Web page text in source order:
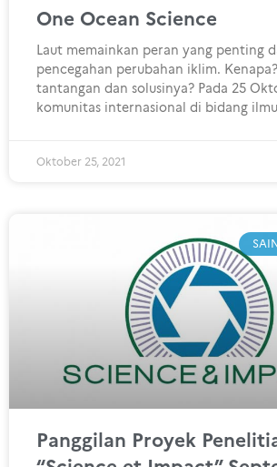
One Ocean Science
Laut memainkan peran yang penting
pencegahan perubahan iklim.
tantangan dan solusinya? Pada 25
komunitas internasional di bidang ilmu
Oktober 25, 2021
Panggilan Proyek